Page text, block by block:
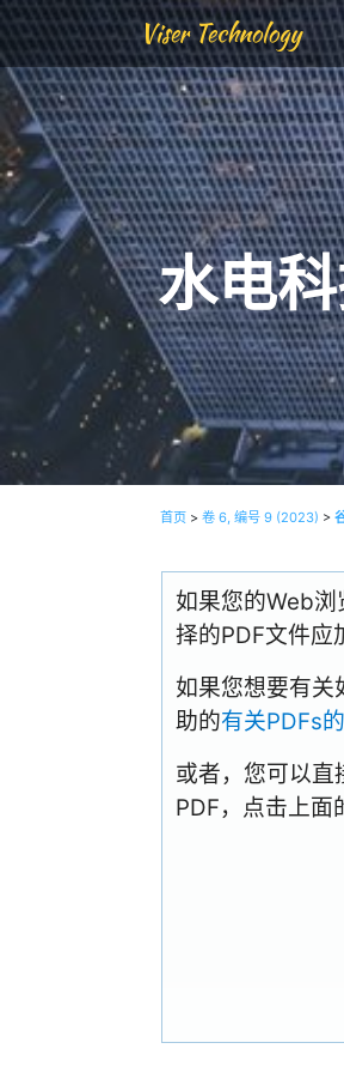
Viser Technology
水电
首页 >卷 6, 编号 9 (2023) >
如果您的Web
择的PDF文件应
如果您想要有关
助的有关PDFs
或者，您可以直
PDF，点击上面